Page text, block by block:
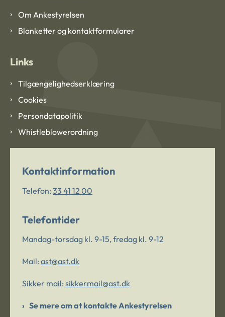
Om Ankestyrelsen
Blanketter og kontaktformularer
Links
Tilgængelighedserklæring
Cookies
Persondatapolitik
Whistleblowerordning
Kontaktinformation
Telefon: 33 41 12 00
Telefontider
Mandag-torsdag kl. 9-15, fredag kl. 9-12
Mail: ast@ast.dk
Sikker mail: sikkermail@ast.dk
Se mere om at kontakte Ankestyrelsen